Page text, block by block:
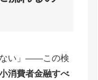
ない」——この検
消費者金融すべ